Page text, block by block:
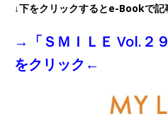
↓下をクリックするとe-Bookで記
→「ＳＭＩＬＥ Vol.２
をクリック←